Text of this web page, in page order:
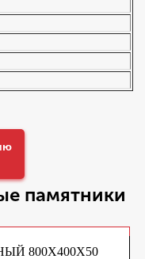
памятники
800Х400Х50